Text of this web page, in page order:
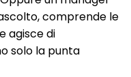
comprende le
agisce di
solo la punta